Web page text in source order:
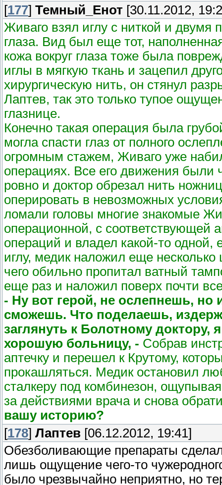
[177] Темный_Енот [30.11.2012,
Живаго взял иглу с ниткой и двумя
глаза. Вид был еще тот,
кожа вокруг глаза тоже была
иглы в мягкую ткань и зацепил
хирургическую нить, он стянул
Лаптев, так это только тупое
глазнице.
Конечно такая операция была
могла спасти глаз от полного
огромным стажем, Живаго уже
операциях. Все его движения
ровно и доктор обрезал нить
оперировать в невозможных
ломали головы многие знакомые
операционной, с соответствующей
операций и владел какой-то одной,
иглу, медик наложил еще
чего обильно пропитал ватный
еще раз и наложил поверх почти
- Ну вот герой, не ослепнешь, но
сможешь. Что поделаешь,
заглянуть к Болотному доктору,
хорошую больницу, - Собрав
аптечку и перешел к Крутому,
прокашляться. Медик остановил
сталкеру под комбинезон,
за действиями врача и снова
вашу историю?
[178] Лаптев [06.12.2012, 19:41]
Обезболивающие препараты
лишь ощущение чего-то
было чрезвычайно неприятно, но